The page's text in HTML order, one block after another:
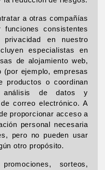
a otras compañías
consistentes
en nuestro
especialistas en
de alojamiento web,
(por ejemplo, empresas
productos o coordinan
análisis de datos y
correo electrónico. A
proporcionar acceso a
personal necesaria
pero no pueden usar
otro propósito.
sorteos,